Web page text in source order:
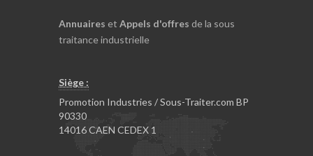
Annuaires et Appels d'offres de la sous
traitance industrielle
Siège :
Promotion Industries / Sous-Traiter.com BP
90330
14016 CAEN CEDEX 1